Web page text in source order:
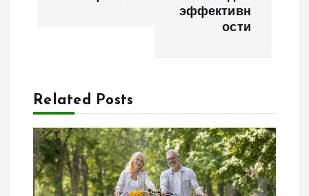
ц
и
я
эффективн
ости
Related Posts